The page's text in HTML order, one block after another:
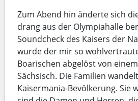
Zum Abend hin änderte sich
drang aus der Olympiahalle
Soundcheck des Kaisers der
wurde der mir so
Boarischen abgelöst von
Sächsisch. Die Familien
Kaisermania-Bevölkerung. Sie